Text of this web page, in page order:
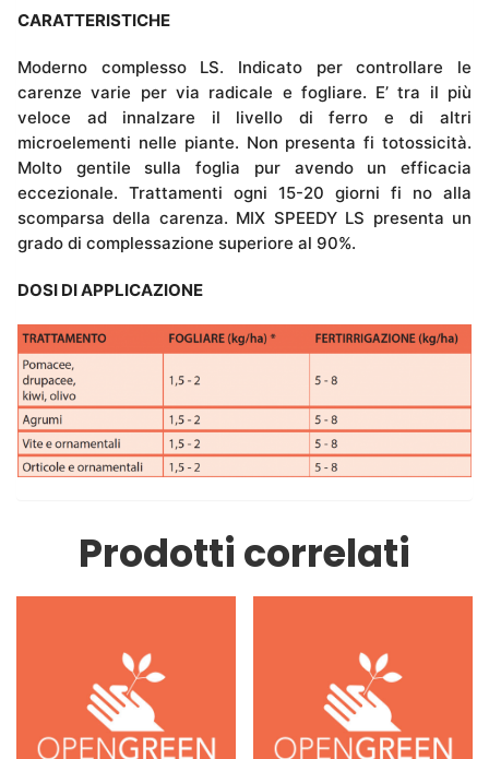
CARATTERISTICHE
Moderno complesso LS. Indicato per controllare le
carenze varie per via radicale e fogliare. E’ tra il più
veloce ad innalzare il livello di ferro e di altri
microelementi nelle piante. Non presenta fi totossicità.
Molto gentile sulla foglia pur avendo un efficacia
eccezionale. Trattamenti ogni 15-20 giorni fi no alla
scomparsa della carenza. MIX SPEEDY LS presenta un
grado di complessazione superiore al 90%.
DOSI DI APPLICAZIONE
Prodotti correlati